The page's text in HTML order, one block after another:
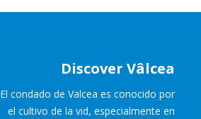
Discover Vâlcea
El condado de Valcea es conocido por
el cultivo de la vid, especialmente en